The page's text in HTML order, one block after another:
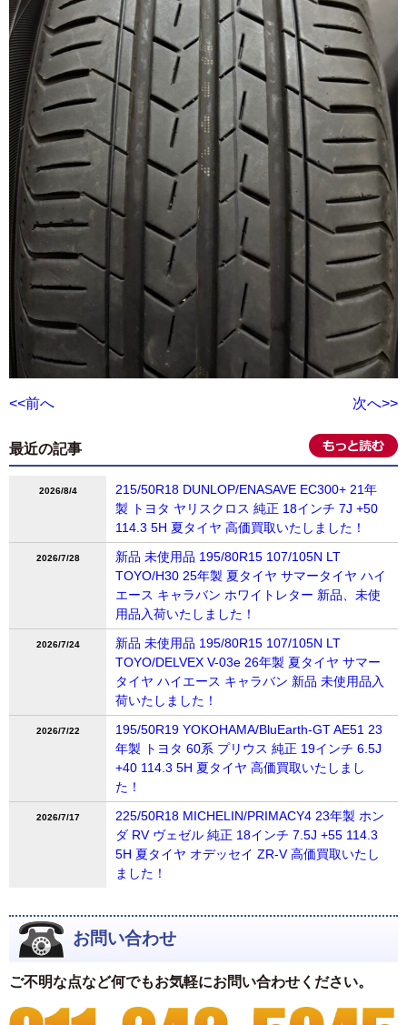
<<前へ 次へ>>
最近の記事
2026/8/4
215/50R18 DUNLOP/ENASAVE EC300+ 21年
製 トヨタ ヤリスクロス 純正 18インチ 7J +50
114.3 5H 夏タイヤ 高価買取いたしました！
2026/7/28
新品 未使用品 195/80R15 107/105N LT
TOYO/H30 25年製 夏タイヤ サマータイヤ ハイ
エース キャラバン ホワイトレター 新品、未使
用品入荷いたしました！
2026/7/24
新品 未使用品 195/80R15 107/105N LT
TOYO/DELVEX V-03e 26年製 夏タイヤ サマー
タイヤ ハイエース キャラバン 新品 未使用品入
荷いたしました！
2026/7/22
195/50R19 YOKOHAMA/BluEarth-GT AE51 23
年製 トヨタ 60系 プリウス 純正 19インチ 6.5J
+40 114.3 5H 夏タイヤ 高価買取いたしまし
た！
2026/7/17
225/50R18 MICHELIN/PRIMACY4 23年製 ホン
ダ RV ヴェゼル 純正 18インチ 7.5J +55 114.3
5H 夏タイヤ オデッセイ ZR-V 高価買取いたし
ました！
お問い合わせ
ご不明な点など何でもお気軽にお問い合わせください。